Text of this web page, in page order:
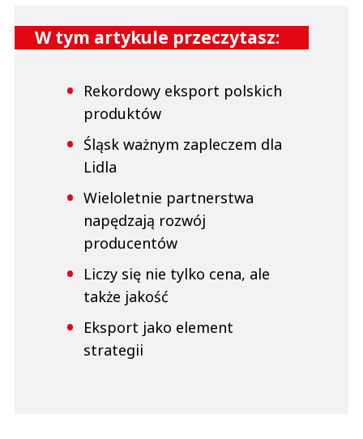
W tym artykule przeczytasz:
Rekordowy eksport polskich
produktów
Śląsk ważnym zapleczem dla
Lidla
Wieloletnie partnerstwa
napędzają rozwój
producentów
Liczy się nie tylko cena, ale
także jakość
Eksport jako element
strategii